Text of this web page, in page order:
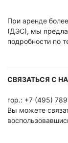
При аренде
(ДЭС), мы
подробности по
СВЯЗАТЬСЯ С
гор.: +7 (495)
Вы можете